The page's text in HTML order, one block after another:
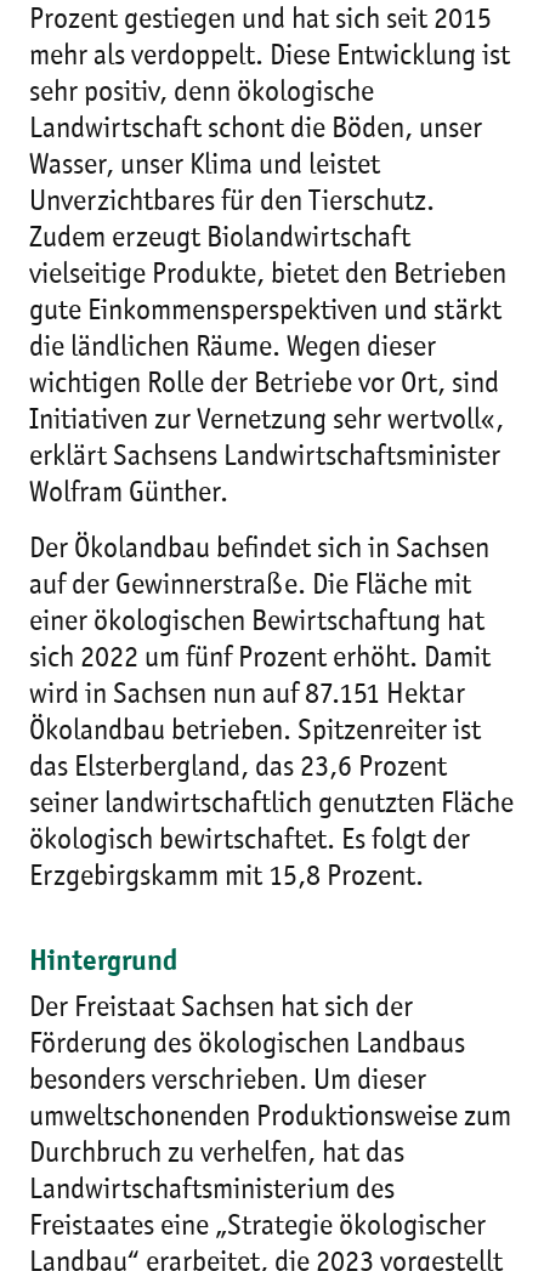
Prozent gestiegen und hat sich seit 2015
mehr als verdoppelt. Diese Entwicklung ist
sehr positiv, denn ökologische
Landwirtschaft schont die Böden, unser
Wasser, unser Klima und leistet
Unverzichtbares für den Tierschutz.
Zudem erzeugt Biolandwirtschaft
vielseitige Produkte, bietet den Betrieben
gute Einkommensperspektiven und stärkt
die ländlichen Räume. Wegen dieser
wichtigen Rolle der Betriebe vor Ort, sind
Initiativen zur Vernetzung sehr wertvoll«,
erklärt Sachsens Landwirtschaftsminister
Wolfram Günther.
Der Ökolandbau befindet sich in Sachsen
auf der Gewinnerstraße. Die Fläche mit
einer ökologischen Bewirtschaftung hat
sich 2022 um fünf Prozent erhöht. Damit
wird in Sachsen nun auf 87.151 Hektar
Ökolandbau betrieben. Spitzenreiter ist
das Elsterbergland, das 23,6 Prozent
seiner landwirtschaftlich genutzten Fläche
ökologisch bewirtschaftet. Es folgt der
Erzgebirgskamm mit 15,8 Prozent.
Hintergrund
Der Freistaat Sachsen hat sich der
Förderung des ökologischen Landbaus
besonders verschrieben. Um dieser
umweltschonenden Produktionsweise zum
Durchbruch zu verhelfen, hat das
Landwirtschaftsministerium des
Freistaates eine „Strategie ökologischer
Landbau“ erarbeitet, die 2023 vorgestellt